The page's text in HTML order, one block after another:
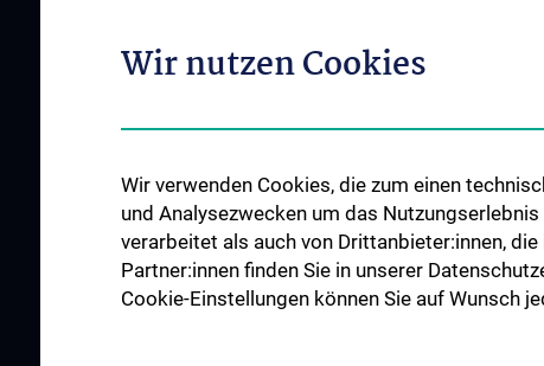
Perinatalzentrum
Presse
Wir nutzen Cookies
Wir verwenden Cookies, die zum einen
und Analysezwecken um das
verarbeitet als auch von Drittanbieter:innen,
Partner:innen finden Sie in unserer
Cookie-Einstellungen können Sie auf Wunsch